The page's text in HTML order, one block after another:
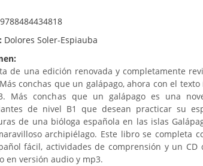
9788484434818
Dolores Soler-Espiauba
de una edición renovada y completamente
conchas que un galápago, ahora con el
Más conchas que un galápago es una
de nivel B1 que desean practicar su
de una bióloga española en las islas
archipiélago. Este libro se completa
fácil, actividades de comprensión y un
en versión audio y mp3.